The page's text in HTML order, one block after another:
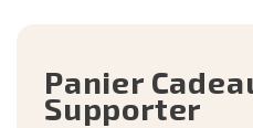
Panier
Supporter